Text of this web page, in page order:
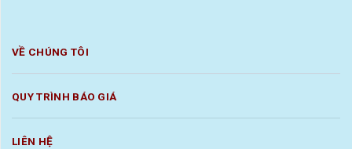
VỀ CHÚNG TÔI
QUY TRÌNH BÁO GIÁ
LIÊN HỆ